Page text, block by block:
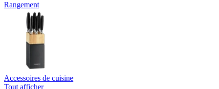
Rangement
Accessoires de cuisine
Tout afficher